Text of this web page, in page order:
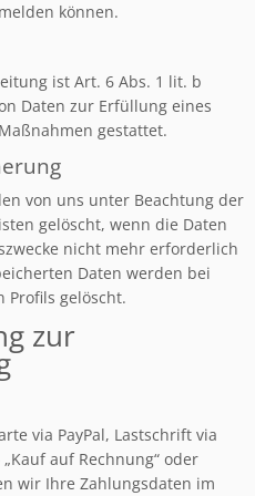
können.
ist Art. 6 Abs. 1 lit. b
Daten zur Erfüllung eines
gestattet.
von uns unter Beachtung der
gelöscht, wenn die Daten
nicht mehr erforderlich
Daten werden bei
Profils gelöscht.
zur
via PayPal, Lastschrift via
auf Rechnung“ oder
wir Ihre Zahlungsdaten im